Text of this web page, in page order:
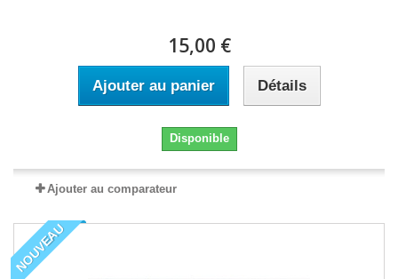
15,00 €
Ajouter au panier Détails
Disponible
Ajouter au comparateur
NOUVEAU